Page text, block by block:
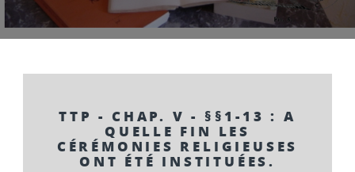
TTP - CHAP. V - §§1-13 : A
QUELLE FIN LES
CÉRÉMONIES RELIGIEUSES
ONT ÉTÉ INSTITUÉES.